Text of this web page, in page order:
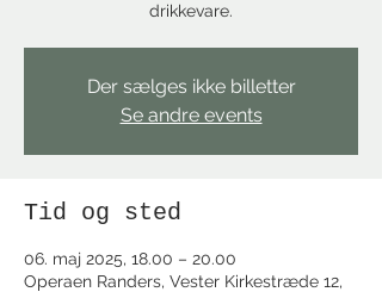
drikkevare.
Der sælges ikke billetter
Se andre events
Tid og sted
06. maj 2025, 18.00 – 20.00
Operaen Randers, Vester Kirkestræde 12,